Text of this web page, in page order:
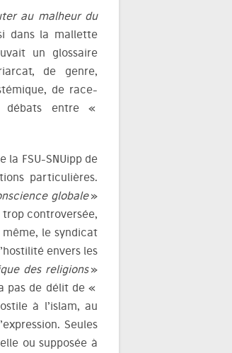
au malheur du
dans la mallette
un glossaire
de genre,
de race-
débats entre «
FSU-SNUipp de
particulières.
globale»
controversée,
le syndicat
envers les
des religions»
pas de délit de «
à l’islam, au
Seules
ou supposée à